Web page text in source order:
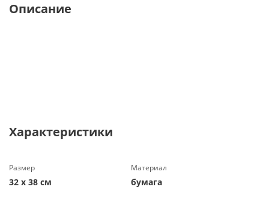
Описание
Характеристики
Размер
32 х 38 см
Материал
бумага